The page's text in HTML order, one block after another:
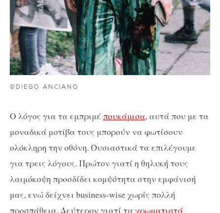
©DIEGO ANCIANO
Ο λόγος για τα εμπριμέ πουκάμισα, αυτά που με τα
μοναδικά μοτίβα τους μπορούν να φωτίσουν
ολόκληρη την οθόνη. Ουσιαστικά τα επιλέγουμε
για τρεις λόγους. Πρώτον γιατί η θηλυκή τους
λαιμόκοψη προσδίδει κομψότητα στην εμφάνισή
μας, ενώ δείχνει business-wise χωρίς πολλή
προσπάθεια. Δεύτερον γιατί ταχρωματιστά